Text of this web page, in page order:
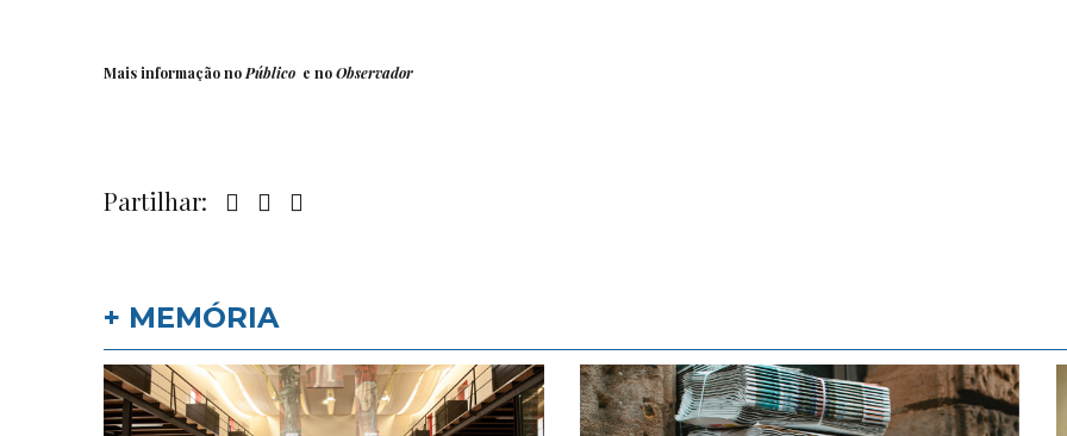
Mais informação noPúblico e noObservador
Partilhar:
+ MEMÓRIA